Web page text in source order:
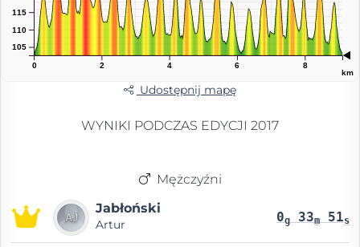
0 2 4 6 8
km
105
110
115
Udostępnij mapę
WYNIKI PODCZAS EDYCJI 2017
Mężczyźni
Jabłoński
Artur 0g 33m 51s